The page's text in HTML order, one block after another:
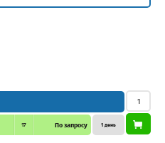
17 По запросу 1 день